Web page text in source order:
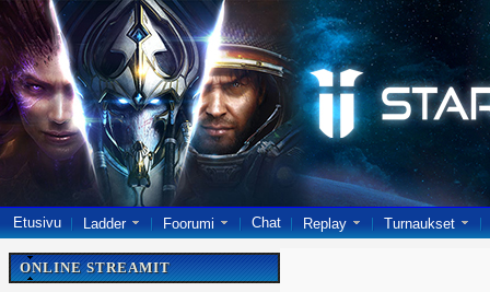
Etusivu Ladder Foorumi Chat Replay Turnaukset
ONLINE STREAMIT